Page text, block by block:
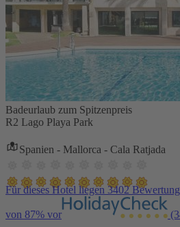
Badeurlaub zum Spitzenpreis
R2 Lago Playa Park
Spanien - Mallorca - Cala Ratjada
Für dieses Hotel liegen 3402
von 87% vor